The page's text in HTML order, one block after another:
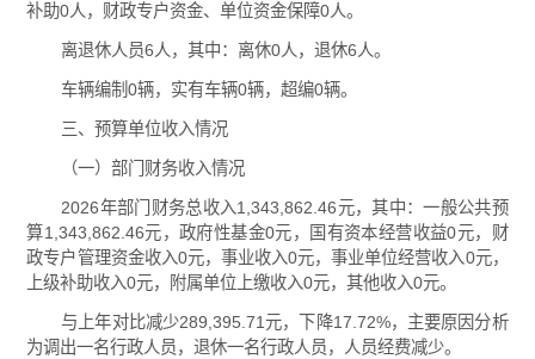
补助0人，财政专户资金、单位资金保障0人。
离退休人员6人，其中：离休0人，退休6人。
车辆编制0辆，实有车辆0辆，超编0辆。
三、预算单位收入情况
（一）部门财务收入情况
2026年部门财务总收入1,343,862.46元，其中：一般公共预
算1,343,862.46元，政府性基金0元，国有资本经营收益0元，财
政专户管理资金收入0元，事业收入0元，事业单位经营收入0元，
上级补助收入0元，附属单位上缴收入0元，其他收入0元。
与上年对比减少289,395.71元，下降17.72%，主要原因分析
为调出一名行政人员，退休一名行政人员，人员经费减少。